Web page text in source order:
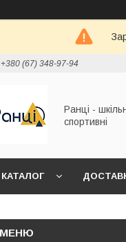
+380 (67) 348-97-94
Ранці -
спортивні
КАТАЛОГ